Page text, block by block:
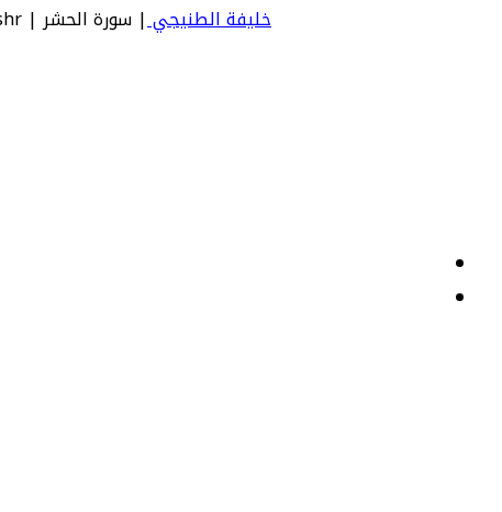
خليفة الطنيجي| سورة الحشر | Al Hashr - عدد آياتها 24 - رقم السورة في المصحف: 59 - معنى السورة بالإنجليزية: The Mustering.